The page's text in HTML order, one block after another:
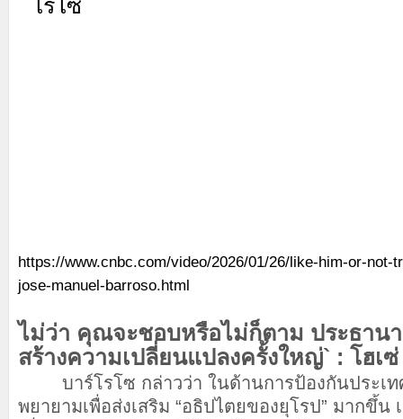
https://www.cnbc.com/video/2026/01/26/like-him-or-not-
jose-manuel-barroso.html
ไม่ว่า คุณจะชอบหรือไม่ก็ตาม ประธาน
สร้างความเปลี่ยนแปลงครั้งใหญ่` : โฮเ
บาร์โรโซ กล่าวว่า ในด้านการป้องกันประเ
พยายามเพื่อส่งเสริม “อธิปไตยของยุโรป” มากขึ้น